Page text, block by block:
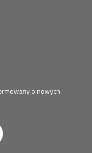
o nowych